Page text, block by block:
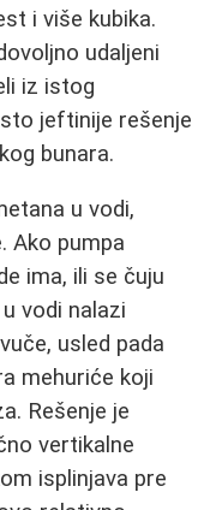
i više kubika.
udaljeni
iz istog
jeftinije rešenje
bunara.
u vodi,
Ako pumpa
ima, ili se čuju
vodi nalazi
usled pada
mehuriće koji
Rešenje je
vertikalne
isplinjava pre